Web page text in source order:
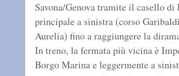
Savona/Genova tramite il casello
principale a sinistra (corso
Aurelia) fino a raggiungere la
In treno, la fermata più vicina è
Borgo Marina e leggermente a